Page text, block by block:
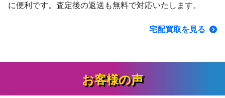
に便利です。査定後の返送も無料で対応いたします。
宅配買取を見る
お客様の声